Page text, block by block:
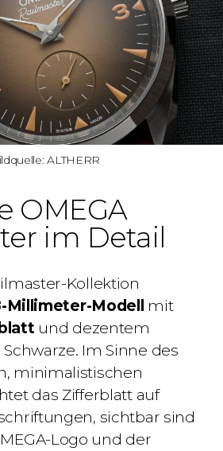
ALTHERR
OMEGA
im Detail
Kollektion
Millimeter-Modell
mit
und dezentem
Im Sinne des
minimalistischen
das Zifferblatt auf
sichtbar sind
Logo und der